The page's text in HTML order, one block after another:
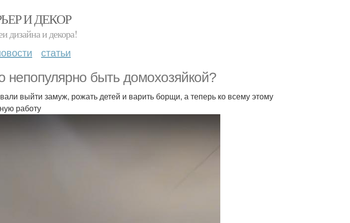
И ДЕКОР
дизайна и декора!
статьи
непопулярно быть домохозяйкой?
выйти замуж, рожать детей и варить борщи, а теперь ко всему этому
работу